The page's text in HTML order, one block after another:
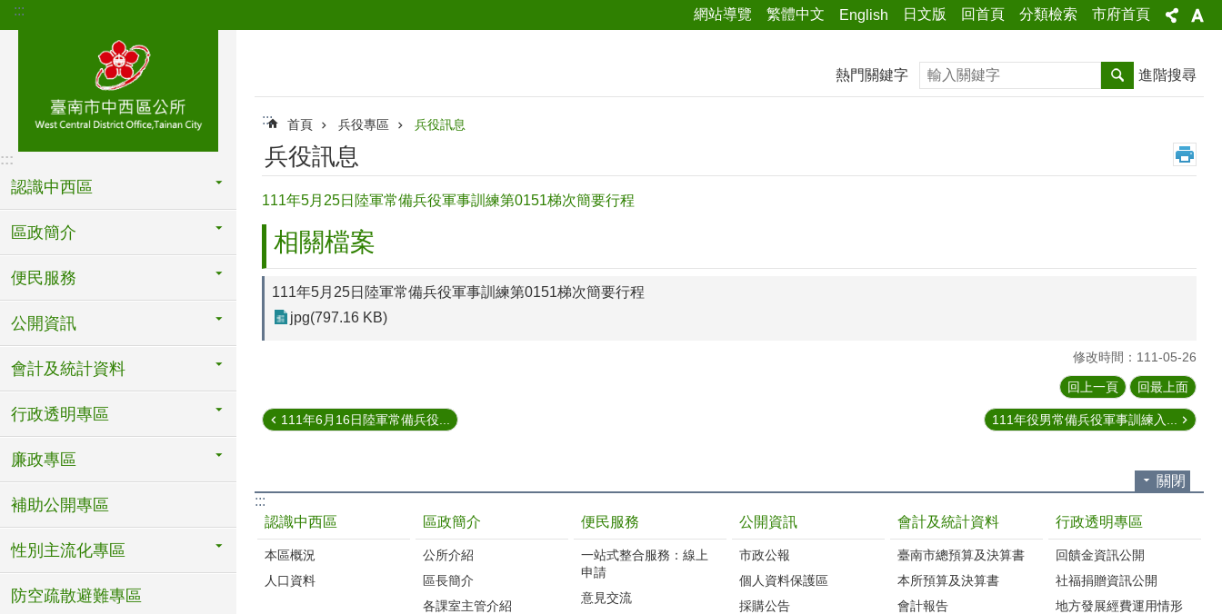
跳到主要內容區塊
::: 網站導覽 繁體中文 English 日文版 回首頁 分類檢索 市府首頁
:::
認識中西區
區政簡介
便民服務
公開資訊
會計及統計資料
行政透明專區
廉政專區
補助公開專區
性別主流化專區
防空疏散避難專區
熱門關鍵字 搜尋 進階搜尋
::: 首頁 兵役專區 兵役訊息
兵役訊息
111年5月25日陸軍常備兵役軍事訓練第0151梯次簡要行程
相關檔案
111年5月25日陸軍常備兵役軍事訓練第0151梯次簡要行程
jpg(797.16 KB)
修改時間：111-05-26
回上一頁 回最上面
111年6月16日陸軍常備兵役... 111年役男常備兵役軍事訓練入...
關閉
:::
認識中西區
本區概況
人口資料
區政簡介
公所介紹
區長簡介
各課室主管介紹
便民服務
一站式整合服務：線上
申請
意見交流
公開資訊
市政公報
個人資料保護區
採購公告
會計及統計資料
臺南市總預算及決算書
本所預算及決算書
會計報告
行政透明專區
回饋金資訊公開
社福捐贈資訊公開
地方發展經費運用情形